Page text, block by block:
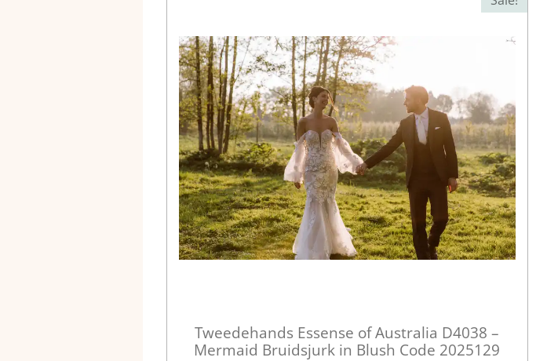
Tweedehands Essense of Australia D4038 –
Mermaid Bruidsjurk in Blush Code 2025129